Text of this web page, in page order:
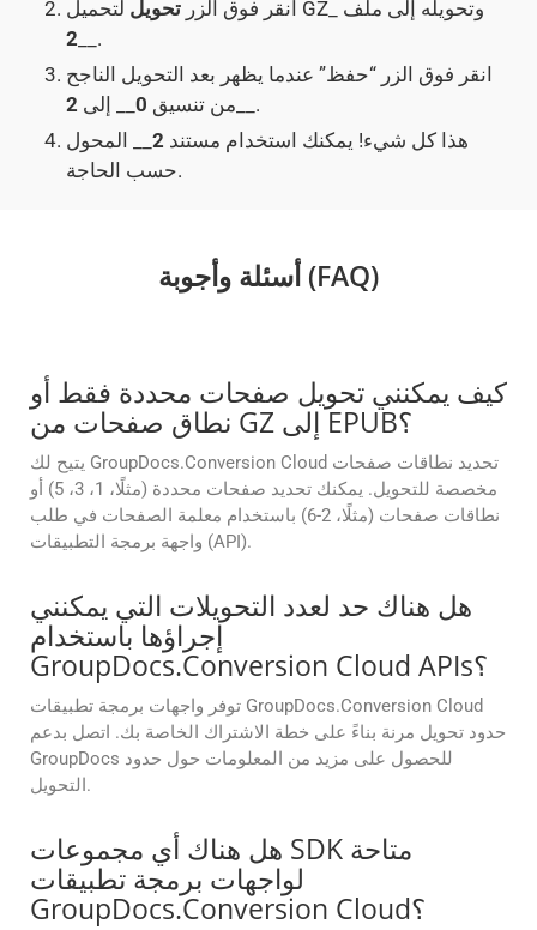
انقر فوق الزر تحويل
لتحميل GZ_ وتحويله إلى ملف
2 __.
انقر فوق الزر “حفظ” عندما يظهر بعد التحويل الناجح
من تنسيق 0 __ إلى 2
__.
هذا كل شيء! يمكنك استخدام مستند 2 __ المحول
حسب الحاجة.
أسئلة وأجوبة (FAQ)
كيف يمكنني تحويل صفحات محددة فقط أو
نطاق صفحات من GZ إلى EPUB؟
يتيح لك GroupDocs.Conversion Cloud تحديد نطاقات صفحات
مخصصة للتحويل. يمكنك تحديد صفحات محددة (مثلًا، 1، 3، 5) أو
نطاقات صفحات (مثلًا، 2-6) باستخدام معلمة الصفحات في طلب
واجهة برمجة التطبيقات (API).
هل هناك حد لعدد التحويلات التي يمكنني
إجراؤها باستخدام
GroupDocs.Conversion Cloud APIs؟
توفر واجهات برمجة تطبيقات GroupDocs.Conversion Cloud
حدود تحويل مرنة بناءً على خطة الاشتراك الخاصة بك. اتصل بدعم
GroupDocs للحصول على مزيد من المعلومات حول حدود
التحويل.
هل هناك أي مجموعات SDK متاحة
لواجهات برمجة تطبيقات
GroupDocs.Conversion Cloud؟